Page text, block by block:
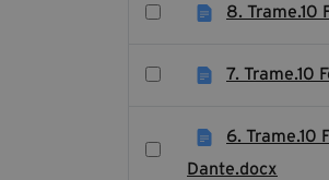
8. Trame.10
7. Trame.10
6. Trame.10
Dante.docx